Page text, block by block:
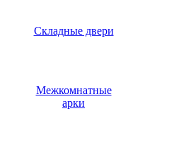
Складные двери
Межкомнатные
арки